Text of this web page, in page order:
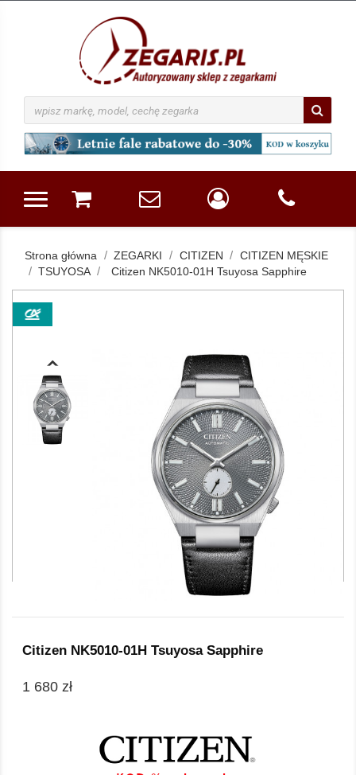
Strona główna ZEGARKI CITIZEN
CITIZEN MĘSKIE
TSUYOSA
Citizen NK5010-01H Tsuyosa Sapphire
Citizen NK5010-01H Tsuyosa Sapphire
1 680 zł